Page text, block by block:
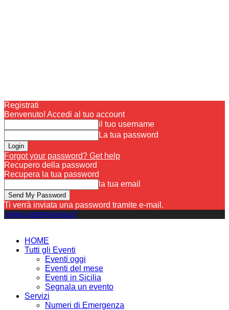
Registrati
Benvenuto! Accedi al tuo account
il tuo username
La tua password
Forgot your password? Get help
Recupero della password
Recupera la tua password
la tua email
Ti verrà inviata una password tramite e-mail.
www.palermoviva.it
HOME
Tutti gli Eventi
Eventi oggi
Eventi del mese
Eventi in Sicilia
Segnala un evento
Servizi
Numeri di Emergenza